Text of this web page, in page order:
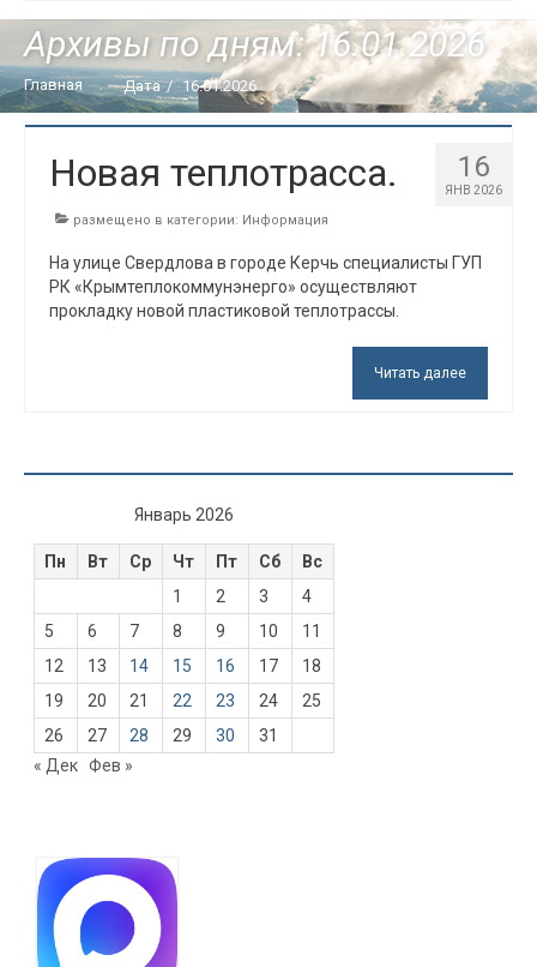
Информация
Закупки
Руководство
Обратная связь
Контакты
Личный кабинет
Архивы по дням: 16.01.2026
Главная Дата / 16.01.2026
16
ЯНВ 2026
Новая теплотрасса.
размещено в категории: Информация
На улице Свердлова в городе Керчь специалисты ГУП
РК «Крымтеплокоммунэнерго» осуществляют
прокладку новой пластиковой теплотрассы.
Читать далее
Январь 2026
Пн Вт Ср Чт Пт Сб
Вс
1
2 3
4
5
6 7 8 9 10
11
12
13 14 15 16 17
18
19
20 21 22 23 24
25
26
27 28 29 30
31
« Дек Фев »